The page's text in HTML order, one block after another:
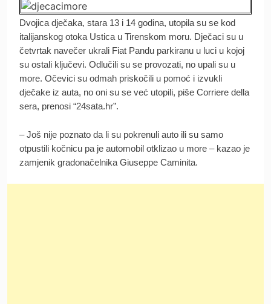
Dvojica dječaka, stara 13 i 14 godina, utopila su se kod
italijanskog otoka Ustica u Tirenskom moru. Dječaci su u
četvrtak navečer ukrali Fiat Pandu parkiranu u luci u kojoj
su ostali ključevi. Odlučili su se provozati, no upali su u
more. Očevici su odmah priskočili u pomoć i izvukli
dječake iz auta, no oni su se već utopili, piše Corriere della
sera, prenosi “24sata.hr”.
– Još nije poznato da li su pokrenuli auto ili su samo
otpustili kočnicu pa je automobil otklizao u more – kazao je
zamjenik gradonačelnika Giuseppe Caminita.